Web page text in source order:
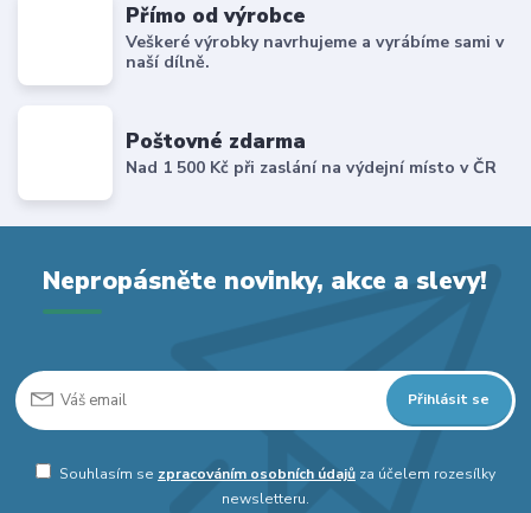
Přímo od výrobce
Veškeré výrobky navrhujeme a vyrábíme sami v
naší dílně.
Poštovné zdarma
Nad 1 500 Kč při zaslání na výdejní místo v ČR
Nepropásněte novinky, akce a slevy!
Přihlásit se
Souhlasím se zpracováním osobních údajůza účelem rozesílky
newsletteru.